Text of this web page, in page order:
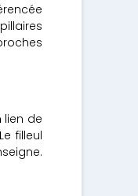
lien de
filleul